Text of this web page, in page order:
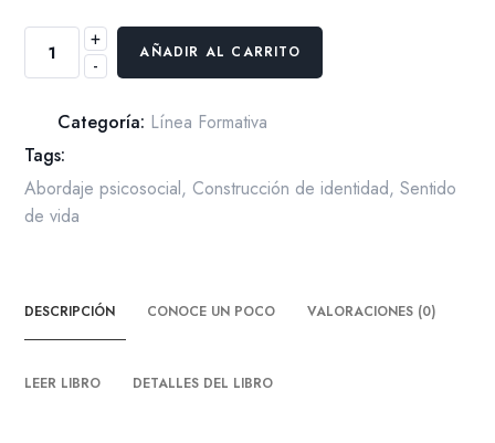
-
Mercedes
2022
Retos
y
oportunidades
en
el
+
AÑADIR AL CARRITO
Categoría: Línea Formativa
Tags:
Abordaje psicosocial, Construcción de identidad,Sentido
de vida
DESCRIPCIÓN CONOCE UN POCO VALORACIONES (0)
LEER LIBRO DETALLES DEL LIBRO